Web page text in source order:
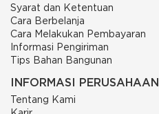
Syarat dan Ketentuan
Cara Berbelanja
Cara Melakukan Pembayaran
Informasi Pengiriman
Tips Bahan Bangunan
INFORMASI PERUSAHAAN
Tentang Kami